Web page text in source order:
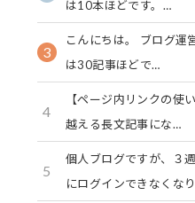
は10本ほどです。…
3
こんにちは。 ブログ運
は30記事ほどで…
4
【ページ内リンクの使
越える長文記事にな…
5
個人ブログですが、３
にログインできなくな